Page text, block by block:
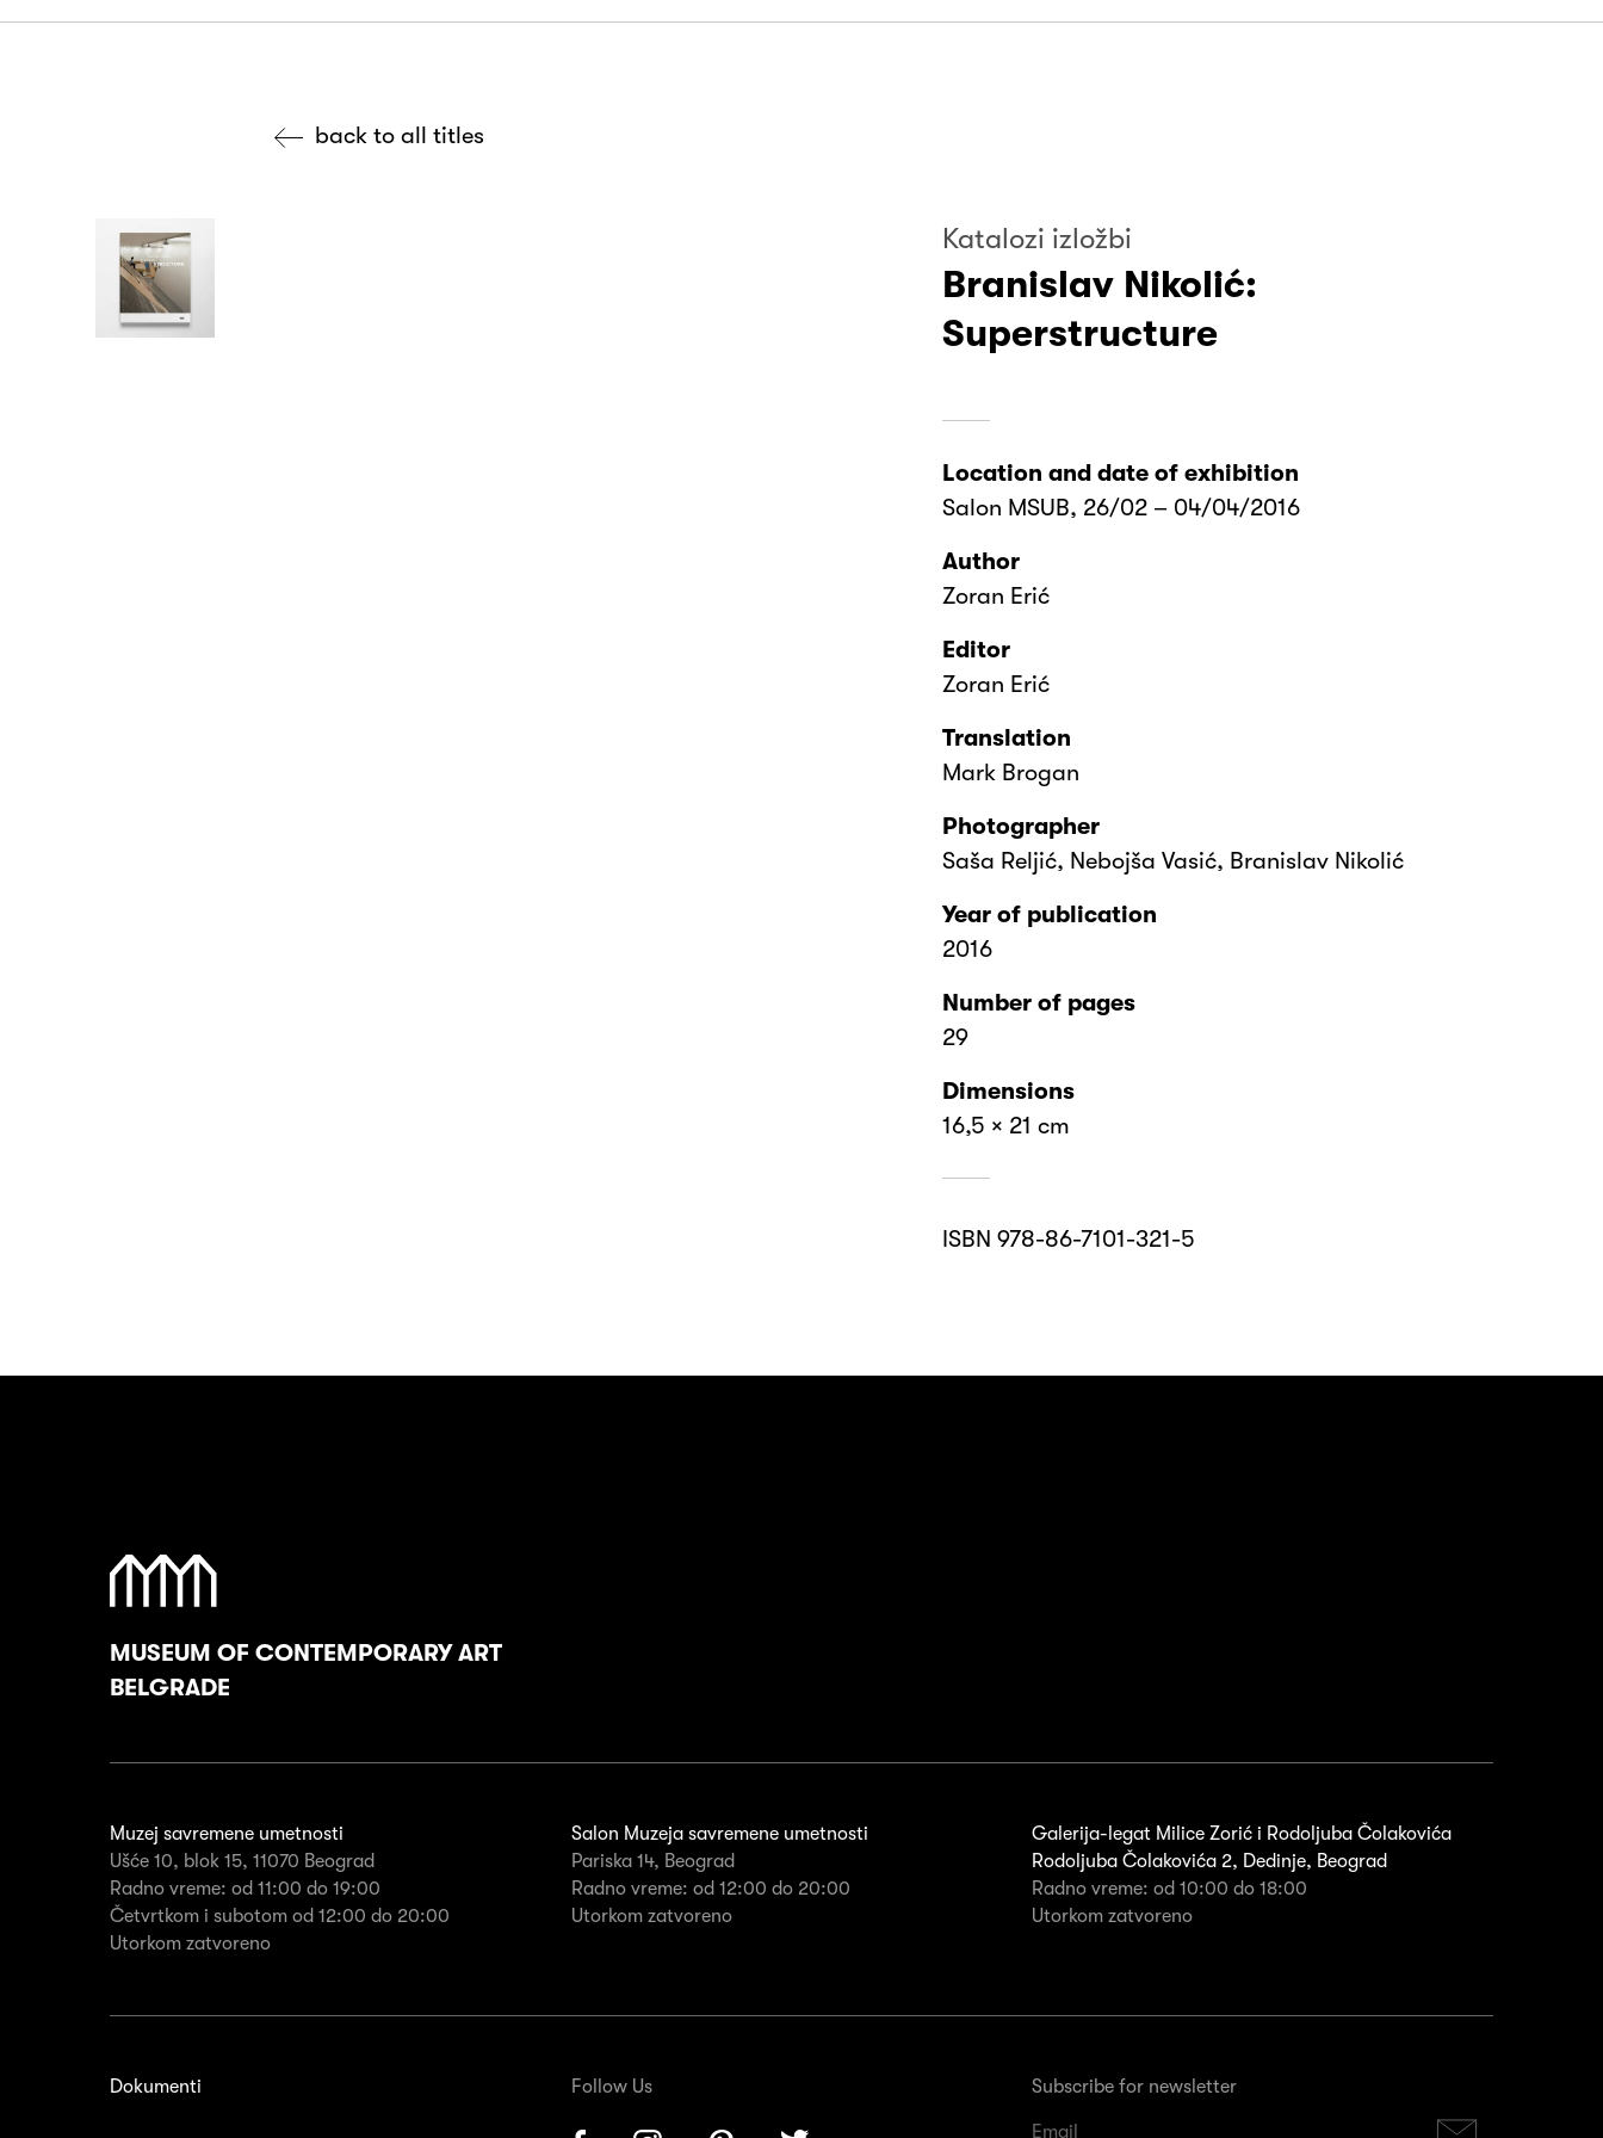
back to all titles
Katalozi izložbi
Branislav Nikolić:
Superstructure
Location and date of exhibition
Salon MSUB, 26/02 – 04/04/2016
Author
Zoran Erić
Editor
Zoran Erić
Translation
Mark Brogan
Photographer
Saša Reljić, Nebojša Vasić, Branislav Nikolić
Year of publication
2016
Number of pages
29
Dimensions
16,5 × 21 cm
ISBN 978-86-7101-321-5
MUSEUM OF CONTEMPORARY ART
BELGRADE
Muzej savremene umetnosti
Ušće 10, blok 15, 11070 Beograd
Radno vreme: od 11:00 do 19:00
Četvrtkom i subotom od 12:00 do 20:00
Utorkom zatvoreno
Salon Muzeja savremene umetnosti
Pariska 14, Beograd
Radno vreme: od 12:00 do 20:00
Utorkom zatvoreno
Galerija-legat Milice Zorić i Rodoljuba Čolakovića
Rodoljuba Čolakovića 2, Dedinje, Beograd
Radno vreme: od 10:00 do 18:00
Utorkom zatvoreno
Dokumenti Follow Us Subscribe for newsletter